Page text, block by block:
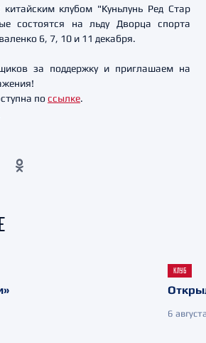
клубом "Куньлунь Ред Стар
состоятся на льду Дворца спорта
6, 7, 10 и 11 декабря.
за поддержку и приглашаем на
по ссылке.
КЛУБ
6